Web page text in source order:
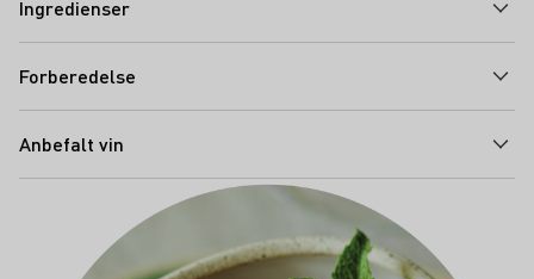
Ingredienser
Forberedelse
Anbefalt vin